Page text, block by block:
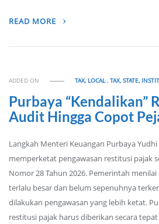
READ MORE
ADDED ON TAX, LOCAL,TAX, STATE,
Purbaya “Kendalikan”
Audit Hingga Copot
Langkah Menteri Keuangan Purbaya Yudhi
memperketat pengawasan restitusi pajak
Nomor 28 Tahun 2026. Pemerintah
terlalu besar dan belum sepenuhnya
dilakukan pengawasan yang lebih ketat.
restitusi pajak harus diberikan secara